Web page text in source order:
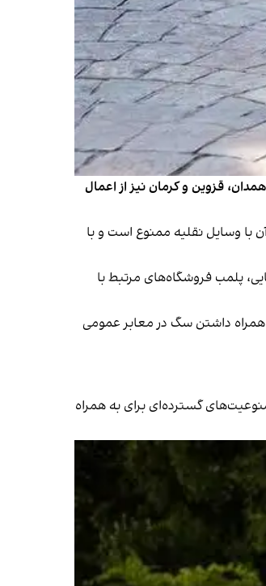
قزوین و کرمان نیز از اعمال
با وسایل نقلیه ممنوع است و با
پلمب فروشگاه‌های مرتبط با
و همراه داشتن سگ در معابر عمومی
گسترده‌ای برای به همراه